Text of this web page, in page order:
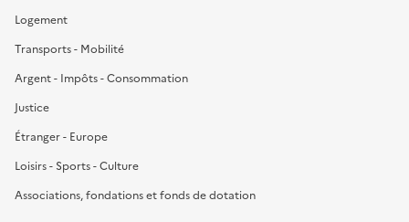
Logement
Transports - Mobilité
Argent - Impôts - Consommation
Justice
Étranger - Europe
Loisirs - Sports - Culture
Associations, fondations et fonds de dotation